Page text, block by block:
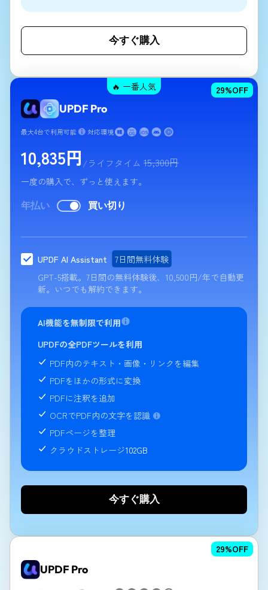
今すぐ購入
🔥 一番人気
UPDF Pro
29%OFF
最大4台で利用可能 対応環境
10,835円/ライフタイム 15,300円
一度の購入で、ずっと使えます。
年払い
買い切り
UPDF AI Assistant
7日間無料体験
GPT-5搭載。7日間の無料体験後、 10,500円/年で自動更
新。いつでも解約できます。
AI機能を無制限で利用
UPDFの全PDFツールを利用
PDF内のテキスト・画像・リンクを編集
PDFをほかの形式に変換
PDFに注釈を追加
OCRでPDF内の文字を認識
PDFページを整理
クラウドストレージ102GB
今すぐ購入
UPDF Pro
29%OFF